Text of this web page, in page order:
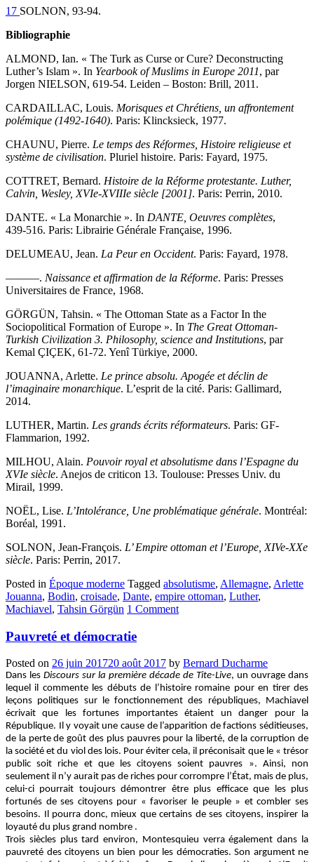
17 SOLNON, 93‑94.
Bibliographie
ALMOND, Ian. « The Turk as Curse or Cure? Deconstructing
Luther’s Islam ». In Yearbook of Muslims in Europe 2011, par
Jorgen NIELSON, 619‑54. Leiden – Boston: Brill, 2011.
CARDAILLAC, Louis. Morisques et Chrétiens, un affrontement
polémique (1492-1640). Paris: Klincksieck, 1977.
CHAUNU, Pierre. Le temps des Réformes, Histoire religieuse et
système de civilisation. Pluriel histoire. Paris: Fayard, 1975.
COTTRET, Bernard. Histoire de la Réforme protestante. Luther,
Calvin, Wesley, XVIe-XVIIIe siècle [2001]. Paris: Perrin, 2010.
DANTE. « La Monarchie ». In DANTE, Oeuvres complètes,
439‑516. Paris: Librairie Générale Française, 1996.
DELUMEAU, Jean. La Peur en Occident. Paris: Fayard, 1978.
———. Naissance et affirmation de la Réforme. Paris: Presses
Universitaires de France, 1968.
GÖRGÜN, Tahsin. « The Ottoman State as a Factor In the
Sociopolitical Formation of Europe ». In The Great Ottoman-
Turkish Civilization 3. Philosophy, science and Institutions, par
Kemal ÇIÇEK, 61‑72. Yenî Türkiye, 2000.
JOUANNA, Arlette. Le prince absolu. Apogée et déclin de
l’imaginaire monarchique. L’esprit de la cité. Paris: Gallimard,
2014.
LUTHER, Martin. Les grands écrits réformateurs. Paris: GF-
Flammarion, 1992.
MILHOU, Alain. Pouvoir royal et absolutisme dans l’Espagne du
XVIe siècle. Anejos de criticon 13. Toulouse: Presses Univ. du
Mirail, 1999.
NOËL, Lise. L’Intolérance, Une problématique générale. Montréal:
Boréal, 1991.
SOLNON, Jean-François. L’ Empire ottoman et l’Europe, XIVe-XXe
siècle. Paris: Perrin, 2017.
Posted in Époque moderne Tagged absolutisme, Allemagne, Arlette
Jouanna, Bodin, croisade, Dante, empire ottoman, Luther,
Machiavel, Tahsin Görgün 1 Comment
Pauvreté et démocratie
Posted on 26 juin 201720 août 2017 by Bernard Ducharme
Dans les Discours sur la première décade de Tite-Live, un ouvrage dans
lequel il commente les débuts de l’histoire romaine pour en tirer des
leçons politiques sur le fonctionnement des républiques, Machiavel
écrivait que les fortunes importantes étaient un danger pour la
République. Il y voyait une cause de l’apparition de factions séditieuses,
de la perte de goût des plus pauvres pour la liberté, de la corruption de
la société et du viol des lois. Pour éviter cela, il préconisait que le « trésor
public soit riche et que les citoyens soient pauvres ». Ainsi, non
seulement il n’y aurait pas de riches pour corrompre l’État, mais de plus,
celui-ci pourrait toujours démontrer être plus efficace que les plus
fortunés de ses citoyens pour « favoriser le peuple » et combler ses
besoins. Il pourra donc, mieux que certains de ses citoyens, inspirer la
loyauté du plus grand nombre .
Trois siècles plus tard environ, Montesquieu verra également dans la
pauvreté des citoyens un bien pour les démocraties. Son argument ne